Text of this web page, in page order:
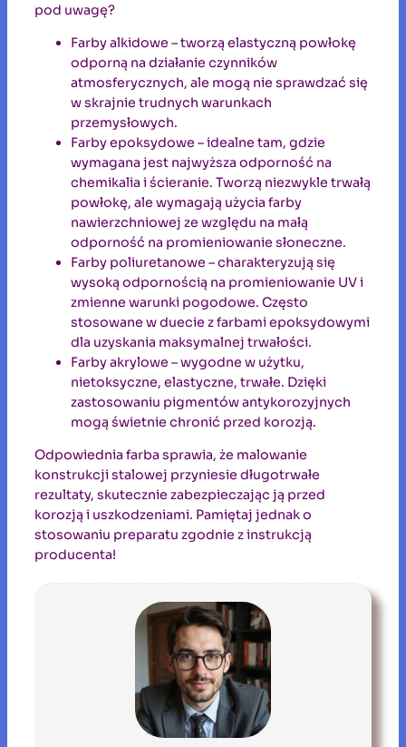
pod uwagę?
Farby alkidowe – tworzą elastyczną powłokę
odporną na działanie czynników
atmosferycznych, ale mogą nie sprawdzać się
w skrajnie trudnych warunkach
przemysłowych.
Farby epoksydowe – idealne tam, gdzie
wymagana jest najwyższa odporność na
chemikalia i ścieranie. Tworzą niezwykle trwałą
powłokę, ale wymagają użycia farby
nawierzchniowej ze względu na małą
odporność na promieniowanie słoneczne.
Farby poliuretanowe – charakteryzują się
wysoką odpornością na promieniowanie UV i
zmienne warunki pogodowe. Często
stosowane w duecie z farbami epoksydowymi
dla uzyskania maksymalnej trwałości.
Farby akrylowe – wygodne w użytku,
nietoksyczne, elastyczne, trwałe. Dzięki
zastosowaniu pigmentów antykorozyjnych
mogą świetnie chronić przed korozją.
Odpowiednia farba sprawia, że malowanie
konstrukcji stalowej przyniesie długotrwałe
rezultaty, skutecznie zabezpieczając ją przed
korozją i uszkodzeniami. Pamiętaj jednak o
stosowaniu preparatu zgodnie z instrukcją
producenta!